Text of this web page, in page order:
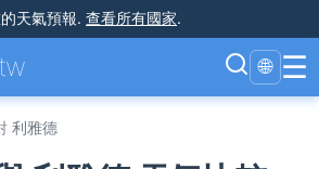
天氣預報. 查看所有國家.
tw 🌐 ☰
利雅德